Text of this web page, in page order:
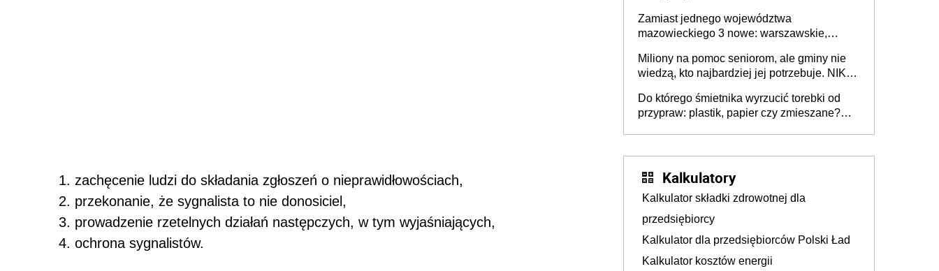
zachęcenie ludzi do składania zgłoszeń o nieprawidłowościach,
przekonanie, że sygnalista to nie donosiciel,
prowadzenie rzetelnych działań następczych, w tym wyjaśniających,
ochrona sygnalistów.
Zamiast jednego województwa
mazowieckiego 3 nowe: warszawskie,
Europie nie ma tak dużych jednostek
stołecznych
Miliony na pomoc seniorom, ale gminy nie
wiedzą, kto najbardziej jej potrzebuje. NIK
Do którego śmietnika wyrzucić torebki od
przypraw: plastik, papier czy zmieszane?
Kalkulatory
Kalkulator składki zdrowotnej dla
przedsiębiorcy
Kalkulator dla przedsiębiorców Polski Ład
Kalkulator kosztów energii